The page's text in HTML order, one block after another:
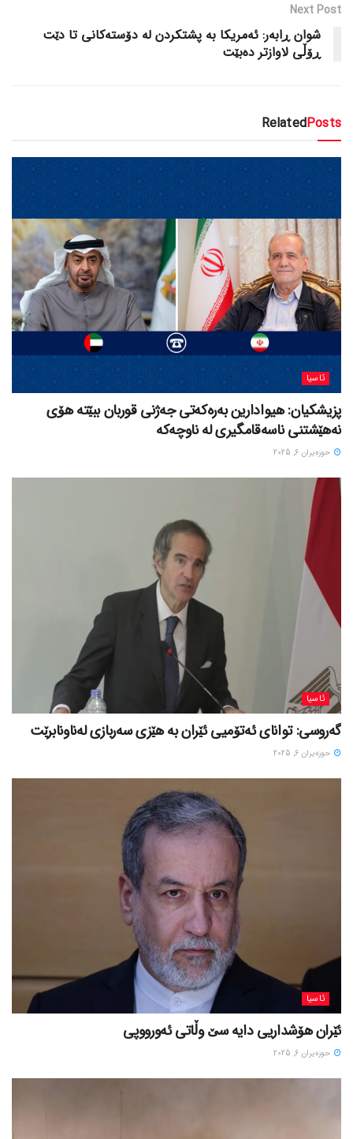
Next Post
شوان ڕابەر: ئەمریکا بە پشتکردن لە دۆستەکانی تا دێت
ڕۆڵی لاوازتر دەبێت
RelatedPosts
ئاسیا
پزیشکیان: هیوادارین بەرەکەتی جەژنی قوربان ببێتە هۆی
نەهێشتنی ناسەقامگیری لە ناوچەکە
حوزه‌یران 6, 2025
ئاسیا
گەروسی: توانای ئەتۆمیی ئێران بە هێزی سەربازی لەناونابرێت
حوزه‌یران 6, 2025
ئاسیا
ئێران هۆشداریی دایە سێ وڵاتی ئەورووپی
حوزه‌یران 6, 2025